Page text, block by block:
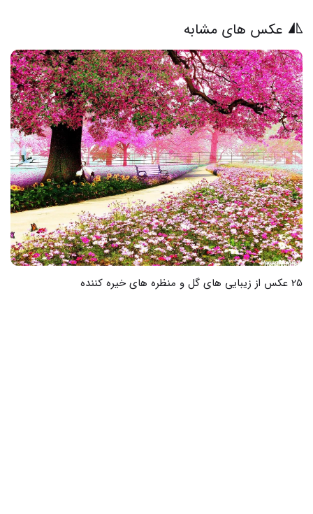
عکس های مشابه
18 عکس از زیباترین منظره‌ها که قلبتان را تسخیر می‌کند